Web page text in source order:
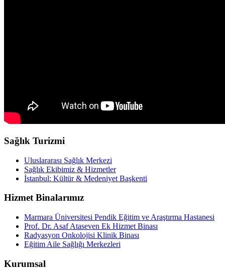
Sağlık Turizmi
Uluslararası Sağlık Merkezi
Sağlık Ekibimiz & Hizmetler
İstanbul: Kültür & Medeniyet Başkenti
Hizmet Binalarımız
Marmara Üniversitesi Pendik Eğitim ve Araştırma Hastanesi
Prof. Dr. Asaf Ataseven Ek Hizmet Binası
Radyasyon Onkolojisi Klinik Binası
Eğitim Aile Sağlığı Merkezleri
Kurumsal